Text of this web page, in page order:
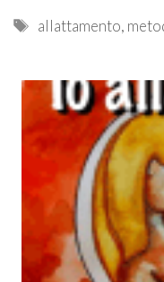
Tags
allattamento,